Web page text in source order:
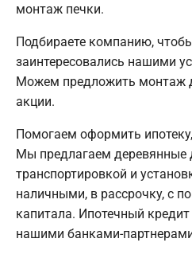
монтаж печки.
Подбираете компанию,
заинтересовались нашими
Можем предложить монтаж
акции.
Помогаем оформить
Мы предлагаем деревянные
транспортировкой и
наличными, в рассрочку, с
капитала. Ипотечный
нашими банками-